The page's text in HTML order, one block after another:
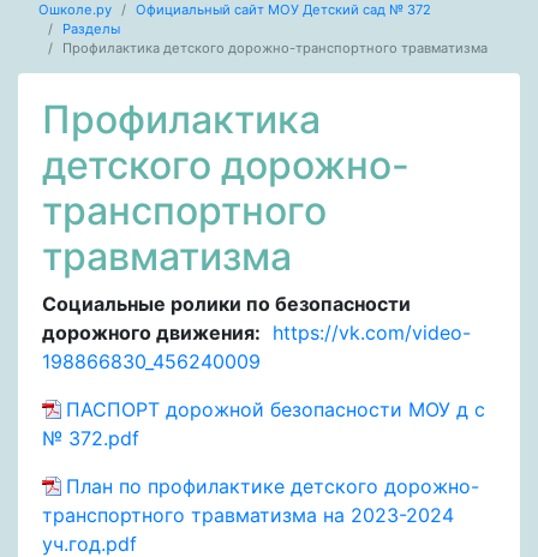
Ошколе.ру
Официальный сайт МОУ Детский сад № 372
Разделы
Профилактика детского дорожно-транспортного травматизма
Профилактика
детского дорожно-
транспортного
травматизма
Социальные ролики по безопасности
дорожного движения: https://vk.com/video-
198866830_456240009
ПАСПОРТ дорожной безопасности МОУ д с
№ 372.pdf
План по профилактике детского дорожно-
транспортного травматизма на 2023-2024
уч.год.pdf